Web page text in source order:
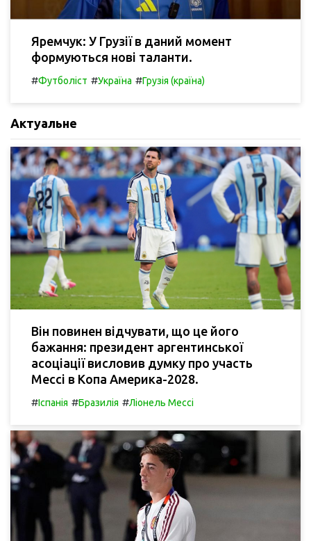
Яремчук: У Грузії в даний момент
формуються нові таланти.
#Футболіст #Україна #Грузія (країна)
Актуальне
Він повинен відчувати, що це його
бажання: президент аргентинської
асоціації висловив думку про участь
Мессі в Копа Америка-2028.
#Іспанія #Бразилія #Ліонель Мессі